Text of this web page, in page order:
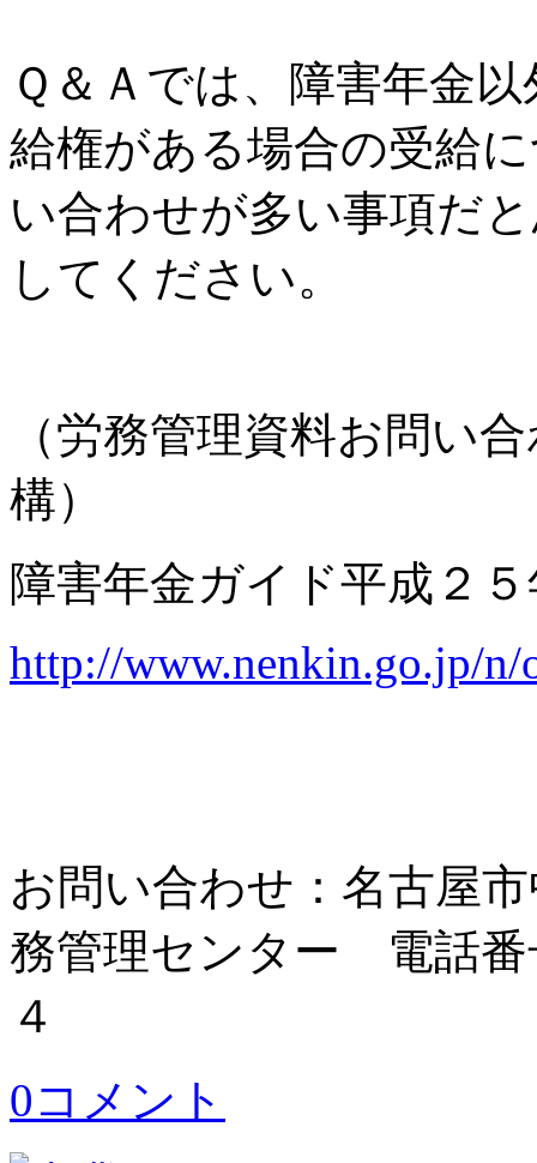
Ｑ＆Ａでは、障害年金
給権がある場合の受給
い合わせが多い事項だ
してください。
（労務管理資料お問い
構）
障害年金ガイド平成２
http://www.nenkin.go.jp/n/
お問い合わせ：名古屋
務管理センター 電話番
４
0コメント